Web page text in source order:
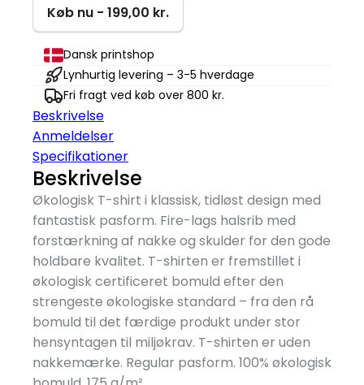
Roadworks
T-
shirt
antal
Køb nu - 199,00 kr.
Dansk printshop
Lynhurtig levering – 3-5 hverdage
Fri fragt ved køb over 800 kr.
Beskrivelse
Anmeldelser
Specifikationer
Beskrivelse
Økologisk T-shirt i klassisk, tidløst design med
fantastisk pasform. Fire-lags halsrib med
forstærkning af nakke og skulder for den gode
holdbare kvalitet. T-shirten er fremstillet i
økologisk certificeret bomuld efter den
strengeste økologiske standard – fra den rå
bomuld til det færdige produkt under stor
hensyntagen til miljøkrav. T-shirten er uden
nakkemærke. Regular pasform. 100% økologisk